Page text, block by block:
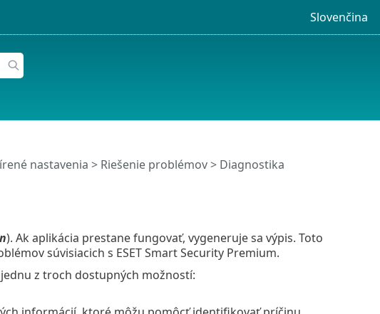
Slovenčina
nastavenia > Riešenie problémov > Diagnostika
). Ak aplikácia prestane fungovať, vygeneruje sa výpis. Toto
súvisiacich s ESET Smart Security Premium.
z troch dostupných možností: